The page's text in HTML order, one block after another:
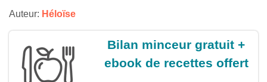
Auteur: Héloïse
Bilan minceur gratuit +
ebook de recettes offert